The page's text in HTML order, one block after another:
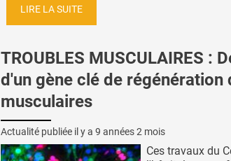
LIRE LA SUITE
TROUBLES MUSCULAIRES :
d'un gène clé de régénération
musculaires
Actualité publiée il y a 9 années 2 mois
Ces travaux du